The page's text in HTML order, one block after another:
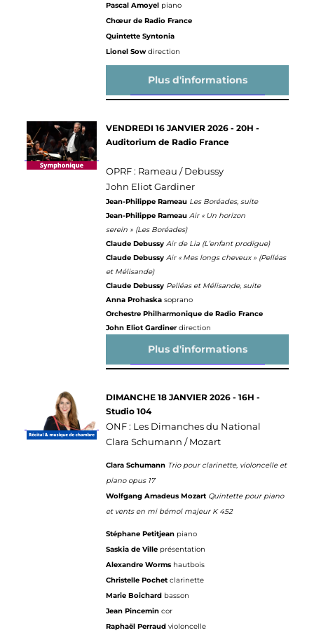
Pascal Amoyel piano
Chœur de Radio France
Quintette Syntonia
Lionel Sowdirection
Plus d'informations
VENDREDI 16 JANVIER 2026 - 20H -
Auditorium de Radio France
OPRF : Rameau / Debussy
John Eliot Gardiner
Jean-Philippe Rameau Les Boréades, suite
Jean-Philippe RameauAir « Un horizon
serein » (Les Boréades)
Claude DebussyAir de Lia (L’enfant prodigue)
Claude DebussyAir « Mes longs cheveux » (Pelléas
et Mélisande)
Claude Debussy Pelléas et Mélisande, suite
Anna Prohaskasoprano
Orchestre Philharmonique de Radio France
John Eliot Gardinerdirection
Plus d'informations
DIMANCHE 18 JANVIER 2026 - 16H -
Studio 104
ONF : Les Dimanches du National
Clara Schumann / Mozart
Clara Schumann Trio pour clarinette, violoncelle et
piano opus 17
Wolfgang Amadeus Mozart Quintette pour piano
et vents en mi bémol majeur K 452
Stéphane Petitjean piano
Saskia de Ville présentation
Alexandre Worms hautbois
Christelle Pochetclarinette
Marie Boichard basson
Jean Pincemincor
Raphaël Perraudvioloncelle